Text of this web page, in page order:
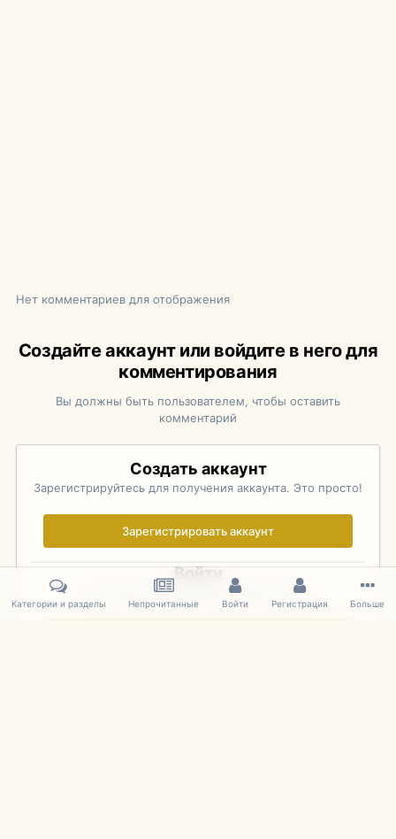
Нет комментариев для отображения
Создайте аккаунт или войдите в него для
комментирования
Вы должны быть пользователем, чтобы оставить
комментарий
Создать аккаунт
Зарегистрируйтесь для получения аккаунта. Это просто!
Зарегистрировать аккаунт
Войти
Уже зарегистрированы? Войдите здесь.
Категории и разделы Непрочитанные Войти Регистрация Больше